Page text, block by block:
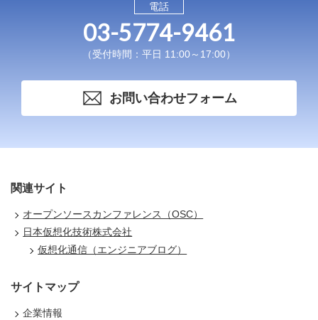
電話
03-5774-9461
（受付時間：平日 11:00～17:00）
お問い合わせフォーム
関連サイト
オープンソースカンファレンス（OSC）
日本仮想化技術株式会社
仮想化通信（エンジニアブログ）
サイトマップ
企業情報